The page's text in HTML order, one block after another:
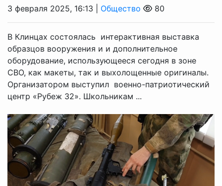
3 февраля 2025, 16:13 | Общество 80
В Клинцах состоялась интерактивная выставка
образцов вооружения и и дополнительное
оборудование, использующееся сегодня в зоне
СВО, как макеты, так и выхолощенные оригиналы.
Организатором выступил военно-патриотический
центр «Рубеж 32». Школьникам ...